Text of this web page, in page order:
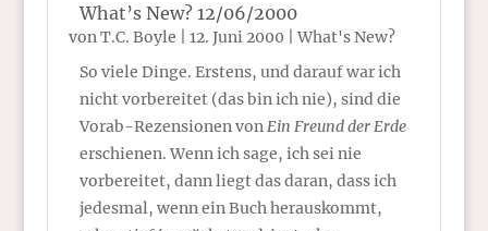
What’s New? 12/06/2000
vonT.C. Boyle 12. Juni 2000 |What's New?
So viele Dinge. Erstens, und darauf war ich
nicht vorbereitet (das bin ich nie), sind die
Vorab-Rezensionen vonEin Freund der Erde
erschienen. Wenn ich sage, ich sei nie
vorbereitet, dann liegt das daran, dass ich
jedesmal, wenn ein Buch herauskommt,